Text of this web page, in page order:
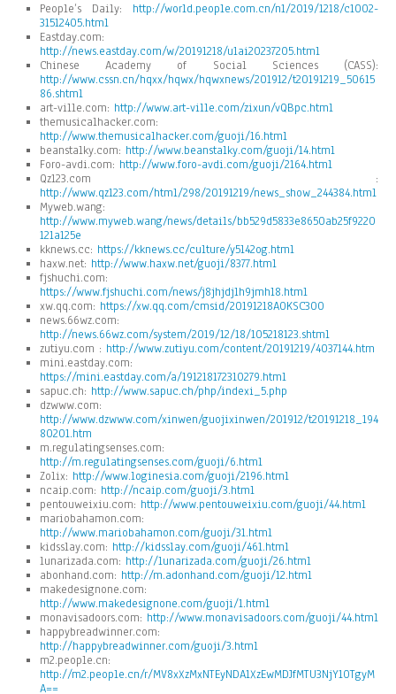
People’s Daily: http://world.people.com.cn/n1/2019/1218/c1002-
31512405.html
Eastday.com:
http://news.eastday.com/w/20191218/u1ai20237205.html
Chinese Academy of Social Sciences (CASS):
http://www.cssn.cn/hqxx/hqwx/hqwxnews/201912/t20191219_50615
86.shtml
art-ville.com: http://www.art-ville.com/zixun/vQBpc.html
themusicalhacker.com:
http://www.themusicalhacker.com/guoji/16.html
beanstalky.com: http://www.beanstalky.com/guoji/14.html
Foro-avdi.com: http://www.foro-avdi.com/guoji/2164.html
Qz123.com :
http://www.qz123.com/html/298/20191219/news_show_244384.html
Myweb.wang:
http://www.myweb.wang/news/details/bb529d5833e8650ab25f9220
121a125e
kknews.cc: https://kknews.cc/culture/y5l42og.html
haxw.net: http://www.haxw.net/guoji/8377.html
fjshuchi.com:
https://www.fjshuchi.com/news/j8jhjdjlh9jmhl8.html
xw.qq.com: https://xw.qq.com/cmsid/20191218A0KSC300
news.66wz.com:
http://news.66wz.com/system/2019/12/18/105218123.shtml
zutiyu.com : http://www.zutiyu.com/content/20191219/4037144.htm
mini.eastday.com:
https://mini.eastday.com/a/191218172310279.html
sapuc.ch: http://www.sapuc.ch/php/indexi_5.php
dzwww.com:
http://www.dzwww.com/xinwen/guojixinwen/201912/t20191218_194
80201.htm
m.regulatingsenses.com:
http://m.regulatingsenses.com/guoji/6.html
Zolix: http://www.loginesia.com/guoji/2196.html
ncaip.com: http://ncaip.com/guoji/3.html
pentouweixiu.com: http://www.pentouweixiu.com/guoji/44.html
mariobahamon.com:
http://www.mariobahamon.com/guoji/31.html
kidsslay.com: http://kidsslay.com/guoji/461.html
lunarizada.com: http://lunarizada.com/guoji/26.html
abonhand.com: http://m.adonhand.com/guoji/12.html
makedesignone.com:
http://www.makedesignone.com/guoji/1.html
monavisadoors.com: http://www.monavisadoors.com/guoji/44.html
happybreadwinner.com:
http://happybreadwinner.com/guoji/3.html
m2.people.cn:
http://m2.people.cn/r/MV8xXzMxNTEyNDA1XzEwMDJfMTU3NjY1OTgyM
A==